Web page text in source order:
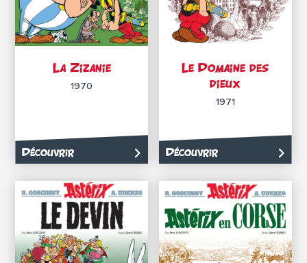
La Zizanie
1970
Découvrir
Le Domaine des
dieux
1971
Découvrir